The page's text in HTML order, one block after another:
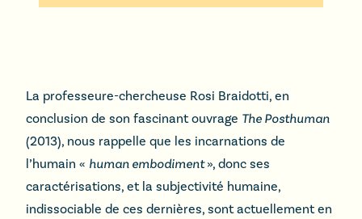
La professeure-chercheuse Rosi Braidotti, en
conclusion de son fascinant ouvrage The Posthuman
(2013), nous rappelle que les incarnations de
l’humain « human embodiment», donc ses
caractérisations, et la subjectivité humaine,
indissociable de ces dernières, sont actuellement en